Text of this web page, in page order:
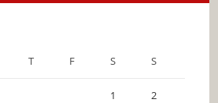
T F S S
1 2